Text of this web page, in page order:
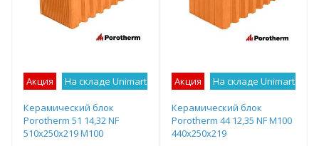
Акция На складе Unimart Лучшее предложение
Керамический блок
Porotherm 51 14,32 NF
510х250х219 М100
Акция На складе Unimart
Керамический блок
Porotherm 44 12,35 NF М100
440x250x219